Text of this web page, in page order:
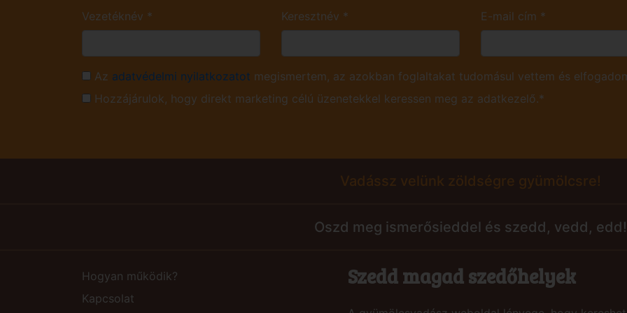
Vezetéknév * Keresztnév * E-mail cím *
Az adatvédelmi nyilatkozatot megismertem, az azokban foglaltakat tudomásul vettem és
Hozzájárulok, hogy direkt marketing célú üzenetekkel keressen meg az adatkezelő.*
Vadássz velünk zöldségre gyümölcsre!
Oszd meg ismerősieddel és szedd, vedd, edd!
Hogyan működik?
Kapcsolat
Szedd magad szedőhelyek